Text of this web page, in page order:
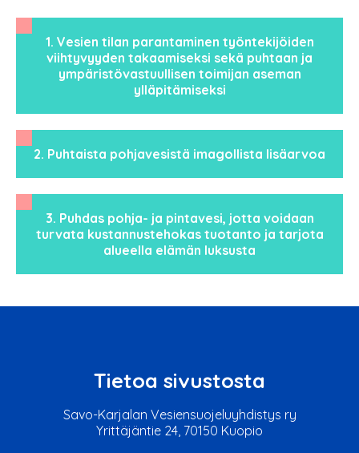
1. Vesien tilan parantaminen työntekijöiden
viihtyvyyden takaamiseksi sekä puhtaan ja
ympäristövastuullisen toimijan aseman
ylläpitämiseksi
2. Puhtaista pohjavesistä imagollista lisäarvoa
3. Puhdas pohja- ja pintavesi, jotta voidaan
turvata kustannustehokas tuotanto ja tarjota
alueella elämän luksusta
Tietoa sivustosta
Savo-Karjalan Vesiensuojeluyhdistys ry
Yrittäjäntie 24, 70150 Kuopio